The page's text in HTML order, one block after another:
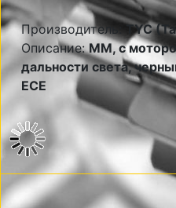
Производитель: TYC
Описание:MM, с
дальности света,
ECE